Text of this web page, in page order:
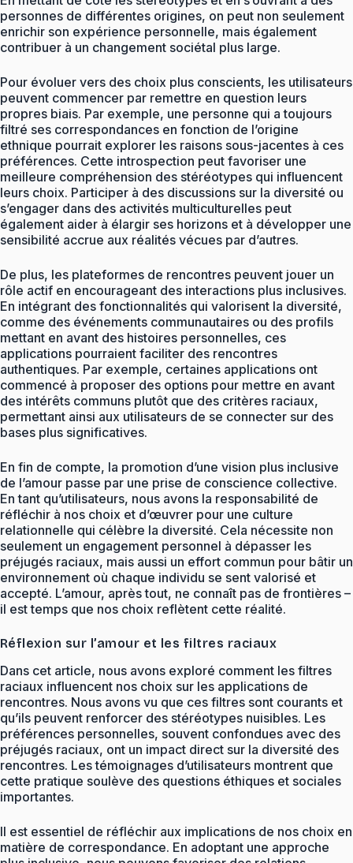
personnes de différentes origines, on peut non seulement
enrichir son expérience personnelle, mais également
contribuer à un changement sociétal plus large.
Pour évoluer vers des choix plus conscients, les utilisateurs
peuvent commencer par remettre en question leurs
propres biais. Par exemple, une personne qui a toujours
filtré ses correspondances en fonction de l’origine
ethnique pourrait explorer les raisons sous-jacentes à ces
préférences. Cette introspection peut favoriser une
meilleure compréhension des stéréotypes qui influencent
leurs choix. Participer à des discussions sur la diversité ou
s’engager dans des activités multiculturelles peut
également aider à élargir ses horizons et à développer une
sensibilité accrue aux réalités vécues par d’autres.
De plus, les plateformes de rencontres peuvent jouer un
rôle actif en encourageant des interactions plus inclusives.
En intégrant des fonctionnalités qui valorisent la diversité,
comme des événements communautaires ou des profils
mettant en avant des histoires personnelles, ces
applications pourraient faciliter des rencontres
authentiques. Par exemple, certaines applications ont
commencé à proposer des options pour mettre en avant
des intérêts communs plutôt que des critères raciaux,
permettant ainsi aux utilisateurs de se connecter sur des
bases plus significatives.
En fin de compte, la promotion d’une vision plus inclusive
de l’amour passe par une prise de conscience collective.
En tant qu’utilisateurs, nous avons la responsabilité de
réfléchir à nos choix et d’œuvrer pour une culture
relationnelle qui célèbre la diversité. Cela nécessite non
seulement un engagement personnel à dépasser les
préjugés raciaux, mais aussi un effort commun pour bâtir un
environnement où chaque individu se sent valorisé et
accepté. L’amour, après tout, ne connaît pas de frontières –
il est temps que nos choix reflètent cette réalité.
Réflexion sur l’amour et les filtres raciaux
Dans cet article, nous avons exploré comment les filtres
raciaux influencent nos choix sur les applications de
rencontres. Nous avons vu que ces filtres sont courants et
qu’ils peuvent renforcer des stéréotypes nuisibles. Les
préférences personnelles, souvent confondues avec des
préjugés raciaux, ont un impact direct sur la diversité des
rencontres. Les témoignages d’utilisateurs montrent que
cette pratique soulève des questions éthiques et sociales
importantes.
Il est essentiel de réfléchir aux implications de nos choix en
matière de correspondance. En adoptant une approche